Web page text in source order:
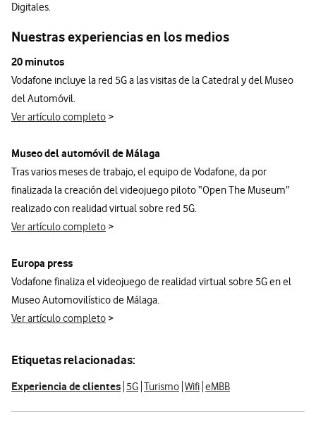
Digitales.
Nuestras experiencias en los medios
20 minutos
Vodafone incluye la red 5G a las visitas de la Catedral y del Museo
del Automóvil.
Ver artículo completo >
Museo del automóvil de Málaga
Tras varios meses de trabajo, el equipo de Vodafone, da por
finalizada la creación del videojuego piloto “Open The Museum”
realizado con realidad virtual sobre red 5G.
Ver artículo completo >
Europa press
Vodafone finaliza el videojuego de realidad virtual sobre 5G en el
Museo Automovilístico de Málaga.
Ver artículo completo >
Etiquetas relacionadas:
Experiencia de clientes 5G Turismo Wifi eMBB